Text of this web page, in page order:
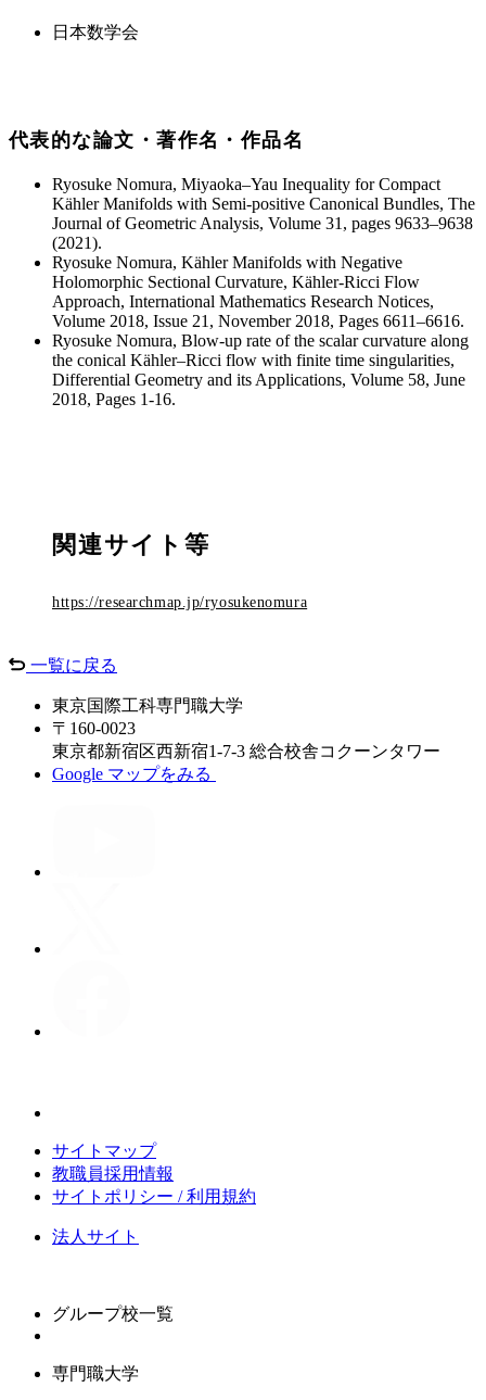
日本数学会
代表的な論文・著作名・作品名
Ryosuke Nomura, Miyaoka–Yau Inequality for Compact
Kähler Manifolds with Semi-positive Canonical Bundles, The
Journal of Geometric Analysis, Volume 31, pages 9633–9638
(2021).
Ryosuke Nomura, Kähler Manifolds with Negative
Holomorphic Sectional Curvature, Kähler-Ricci Flow
Approach, International Mathematics Research Notices,
Volume 2018, Issue 21, November 2018, Pages 6611–6616.
Ryosuke Nomura, Blow-up rate of the scalar curvature along
the conical Kähler–Ricci flow with finite time singularities,
Differential Geometry and its Applications, Volume 58, June
2018, Pages 1-16.
関連サイト等
https://researchmap.jp/ryosukenomura
一覧に戻る
東京国際工科専門職大学
〒160-0023
東京都新宿区西新宿1-7-3 総合校舎コクーンタワー
Google マップをみる
サイトマップ
教職員採用情報
サイトポリシー / 利用規約
法人サイト
グループ校一覧
専門職大学